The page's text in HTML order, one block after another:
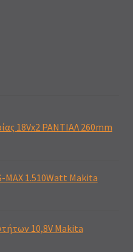
18Vx2 ΡΑΝΤΙΑΛ 260mm
MAX 1.510Watt Makita
10,8V Makita